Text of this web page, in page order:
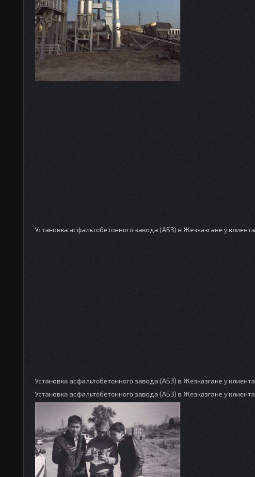
Установка асфальтобетонного завода (АБЗ) в Жезказгане у клиента
Установка асфальтобетонного завода (АБЗ) в Жезказгане у клиента
Установка асфальтобетонного завода (АБЗ) в Жезказгане у клиента